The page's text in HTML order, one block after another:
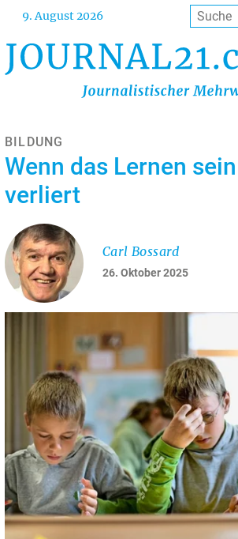
Direkt
Inhalt
9. August 2026 Suche
BILDUNG
Wenn das Lernen
verliert
26. Oktober 2025
Carl Bossard